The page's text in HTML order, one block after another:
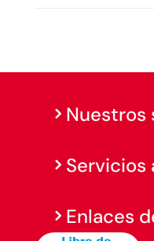
Nuestros
Servicios
Enlaces